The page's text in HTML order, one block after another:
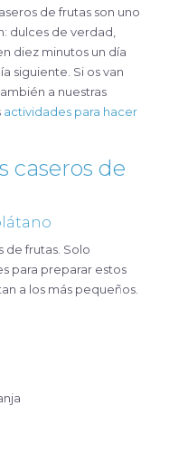
de frutas son uno
dulces de verdad,
diez minutos un día
siguiente. Si os van
a nuestras
actividades para hacer
caseros de
de frutas. Solo
para preparar estos
a los más pequeños.